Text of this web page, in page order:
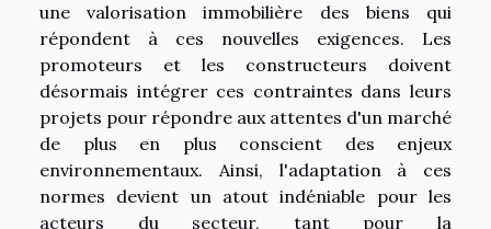
une valorisation immobilière des biens qui
répondent à ces nouvelles exigences. Les
promoteurs et les constructeurs doivent
désormais intégrer ces contraintes dans leurs
projets pour répondre aux attentes d'un marché
de plus en plus conscient des enjeux
environnementaux. Ainsi, l'adaptation à ces
normes devient un atout indéniable pour les
acteurs du secteur, tant pour la